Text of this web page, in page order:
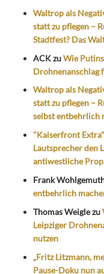
Waltrop als
statt zu pflegen –
Stadtfest? Das
ACKzuWie
Drohnenanschlag
Waltrop als
statt zu pflegen –
selbst entbehrlich
"Kaiserfront
Lautsprecher den
antiwestliche
Frank
entbehrlich
Thomas Weiglezu
Leipziger
nutzen
„Fritz Litzmann,
Pause-Doku nun